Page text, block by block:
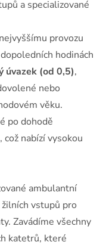
a specializované
provozu
hodinách
úvazek (od 0,5),
nebo
věku.
po dohodě
nabízí vysokou
ambulantní
vstupů pro
Zavádíme všechny
katetrů, které